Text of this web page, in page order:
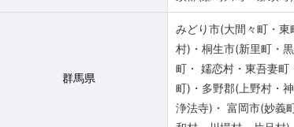
群馬県
みどり市(大間々町・
村)・桐生市(新里町・
町・ 嬬恋村・東吾妻
町)・多野郡(上野村・
浄法寺)・ 富岡市(妙義